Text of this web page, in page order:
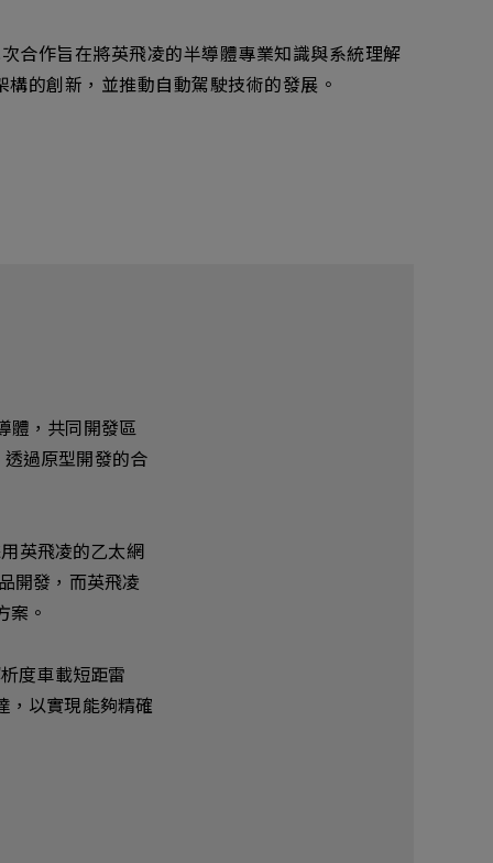
合作旨在將英飛凌的半導體專業知識與系統理解
的創新，並推動自動駕駛技術的發展。
體，共同開發區
過原型開發的合
英飛凌的乙太網
開發，而英飛凌
案。
度車載短距雷
，以實現能夠精確